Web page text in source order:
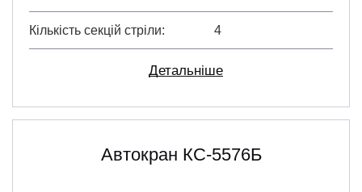
Кількість секцій стріли 4
Детальніше
Автокран КС-5576Б